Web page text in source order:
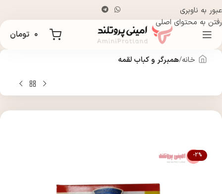
عبور به ناوبری
رفتن به محتوای اصلی
۰ تومان
خانه همبرگر و کباب لقمه
-2%